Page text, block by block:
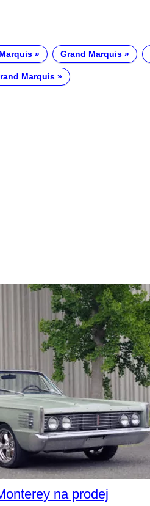
Grand Marquis
Marquis
na prodej